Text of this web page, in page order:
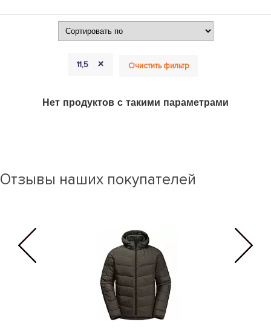
11,5 + Очистить фильтр
Нет продуктов с такими параметрами
Отзывы наших покупателей